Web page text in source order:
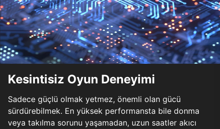
Kesintisiz Oyun Deneyimi
Sadece güçlü olmak yetmez, önemli olan gücü
sürdürebilmek. En yüksek performansta bile donma
veya takılma sorunu yaşamadan, uzun saatler akıcı